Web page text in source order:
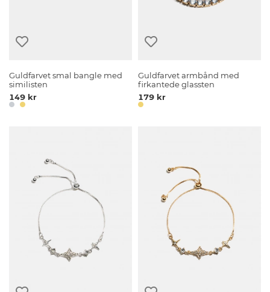
Guldfarvet smal bangle med
similisten
149 kr
Guldfarvet armbånd med
firkantede glassten
179 kr